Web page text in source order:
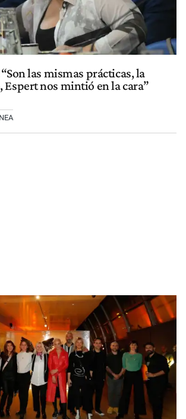
las mismas prácticas, la
nos mintió en la cara”